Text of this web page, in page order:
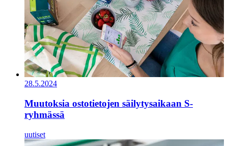
28.5.2024
Muutoksia ostotietojen säilytysaikaan S-
ryhmässä
uutiset